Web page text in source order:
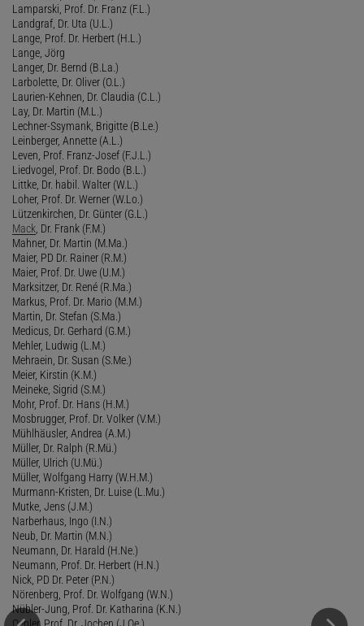
Lamparski, Prof. Dr. Franz (F.L.)
Landgraf, Dr. Uta (U.L.)
Lange, Prof. Dr. Herbert (H.L.)
Lange, Jörg
Langer, Dr. Bernd (B.La.)
Larbolette, Dr. Oliver (O.L.)
Laurien-Kehnen, Dr. Claudia (C.L.)
Lay, Dr. Martin (M.L.)
Lechner-Ssymank, Brigitte (B.Le.)
Leinberger, Annette (A.L.)
Leven, Prof. Franz-Josef (F.J.L.)
Liedvogel, Prof. Dr. Bodo (B.L.)
Littke, Dr. habil. Walter (W.L.)
Loher, Prof. Dr. Werner (W.Lo.)
Lützenkirchen, Dr. Günter (G.L.)
Mack , Dr. Frank (F.M.)
Mahner, Dr. Martin (M.Ma.)
Maier, PD Dr. Rainer (R.M.)
Maier, Prof. Dr. Uwe (U.M.)
Marksitzer, Dr. René (R.Ma.)
Markus, Prof. Dr. Mario (M.M.)
Martin, Dr. Stefan (S.Ma.)
Medicus, Dr. Gerhard (G.M.)
Mehler, Ludwig (L.M.)
Mehraein, Dr. Susan (S.Me.)
Meier, Kirstin (K.M.)
Meineke, Sigrid (S.M.)
Mohr, Prof. Dr. Hans (H.M.)
Mosbrugger, Prof. Dr. Volker (V.M.)
Mühlhäusler, Andrea (A.M.)
Müller, Dr. Ralph (R.Mü.)
Müller, Ulrich (U.Mü.)
Müller, Wolfgang Harry (W.H.M.)
Murmann-Kristen, Dr. Luise (L.Mu.)
Mutke, Jens (J.M.)
Narberhaus, Ingo (I.N.)
Neub, Dr. Martin (M.N.)
Neumann, Dr. Harald (H.Ne.)
Neumann, Prof. Dr. Herbert (H.N.)
Nick, PD Dr. Peter (P.N.)
Nörenberg, Prof. Dr. Wolfgang (W.N.)
Nübler-Jung, Prof. Dr. Katharina (K.N.)
Oehler, Prof. Dr. Jochen (J.Oe.)